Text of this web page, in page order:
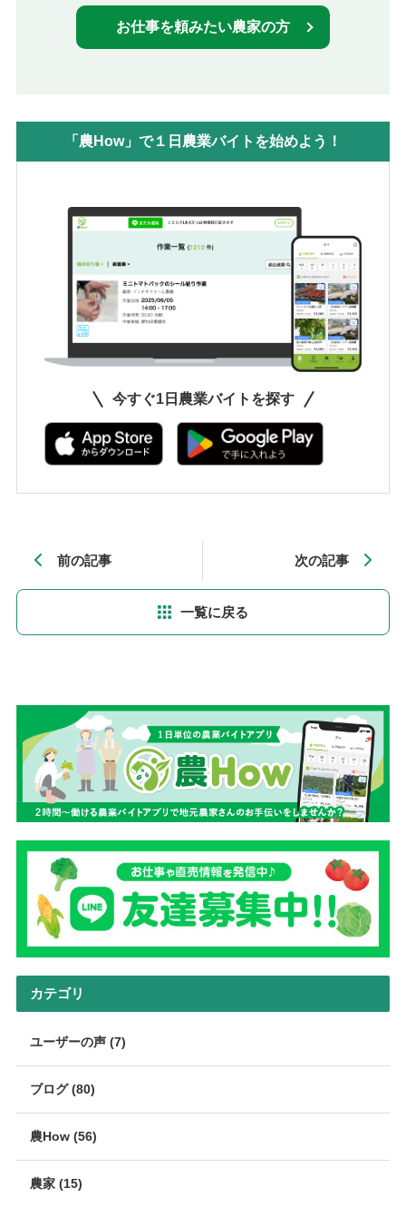
お仕事を頼みたい農家の方
「農How」で１日農業バイトを始めよう！
今すぐ1日農業バイトを探す
前の記事
一覧に戻る
次の記事
カテゴリ
ユーザーの声 (7)
ブログ (80)
農How (56)
農家 (15)